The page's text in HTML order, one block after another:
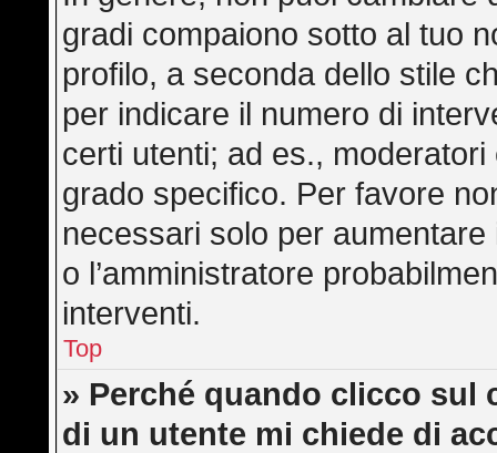
gradi compaiono sotto al tuo
profilo, a seconda dello stile
per indicare il numero di
certi utenti; ad es.,
grado specifico. Per favore
necessari solo per
o l’amministratore
interventi.
Top
» Perché quando clicco sul
di un utente mi chiede di